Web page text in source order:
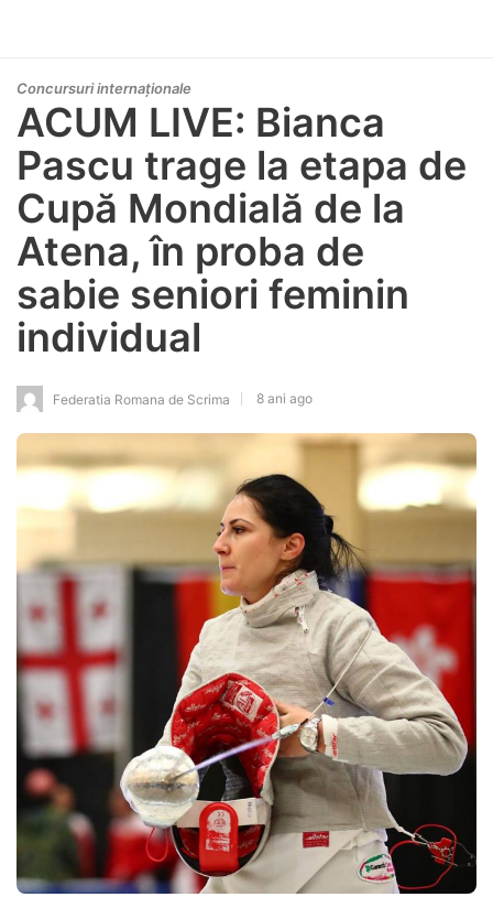
Concursuri internaționale
ACUM LIVE: Bianca
Pascu trage la etapa de
Cupă Mondială de la
Atena, în proba de
sabie seniori feminin
individual
Federatia Romana de Scrima 8 ani ago